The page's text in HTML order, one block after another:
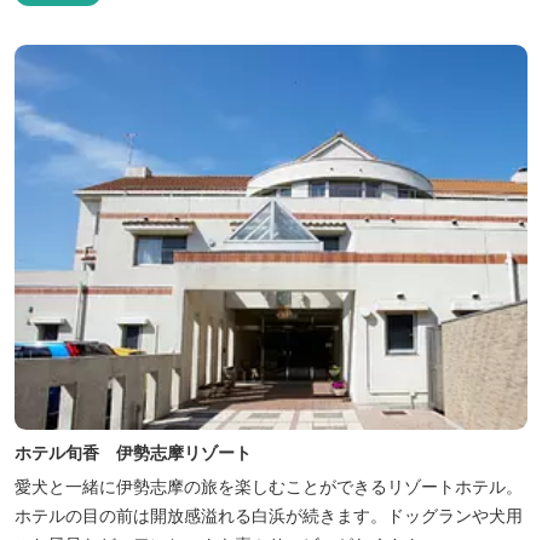
ホテル旬香 伊勢志摩リゾート
愛犬と一緒に伊勢志摩の旅を楽しむことができるリゾートホテル。
ホテルの目の前は開放感溢れる白浜が続きます。ドッグランや犬用